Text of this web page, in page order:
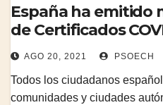
España ha emitido
de Certificados
AGO 20, 2021 PSOECH
Todos los ciudadanos
comunidades y ciudades